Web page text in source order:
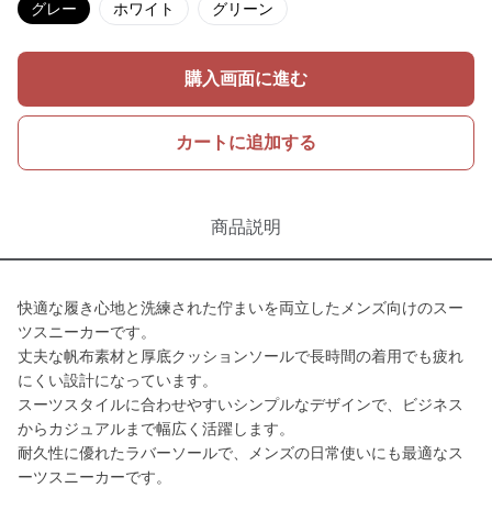
グレー ホワイト グリーン
購入画面に進む
カートに追加する
商品説明
快適な履き心地と洗練された佇まいを両立したメンズ向けのスー
ツスニーカーです。
丈夫な帆布素材と厚底クッションソールで長時間の着用でも疲れ
にくい設計になっています。
スーツスタイルに合わせやすいシンプルなデザインで、ビジネス
からカジュアルまで幅広く活躍します。
耐久性に優れたラバーソールで、メンズの日常使いにも最適なス
ーツスニーカーです。